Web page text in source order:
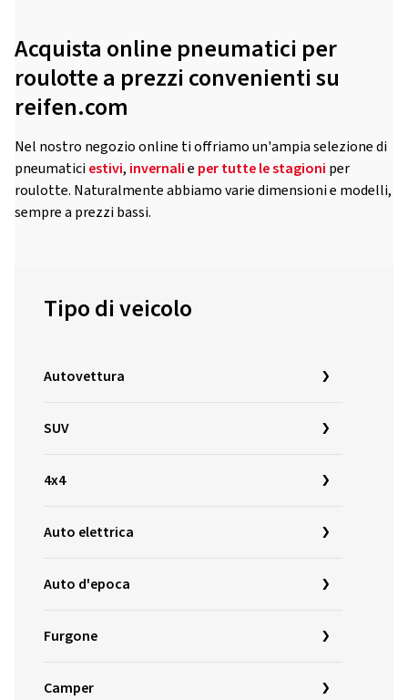
Acquista online pneumatici per
roulotte a prezzi convenienti su
reifen.com
Nel nostro negozio online ti offriamo un'ampia selezione di
pneumaticiestivi, invernalie per tutte le stagioni per
roulotte. Naturalmente abbiamo varie dimensioni e modelli,
sempre a prezzi bassi.
Tipo di veicolo
Autovettura
SUV
4x4
Auto elettrica
Auto d'epoca
Furgone
Camper